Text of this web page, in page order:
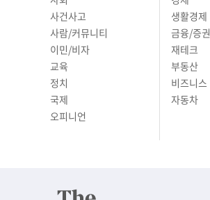
사건사고
사람/커뮤니티
이민/비자
교육
정치
국제
오피니언
생활경제
금융/증권
재테크
부동산
비즈니스
자동차